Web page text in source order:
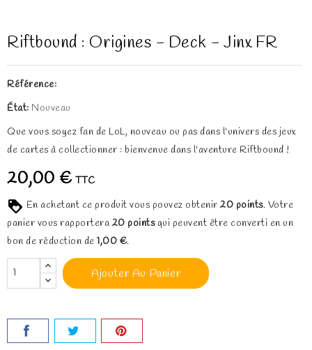
Riftbound : Origines - Deck - Jinx FR
Référence:
État: Nouveau
Que vous soyez fan de LoL, nouveau ou pas dans l'univers des jeux
de cartes à collectionner : bienvenue dans l'aventure Riftbound !
20,00 € TTC
En achetant ce produit vous pouvez obtenir 20 points. Votre
panier vous rapportera20 pointsqui peuvent être converti en un
bon de réduction de 1,00 €.
Ajouter Au Panier